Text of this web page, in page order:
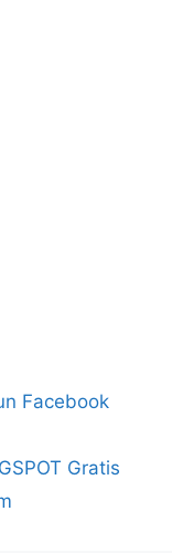
Facebook
Gratis